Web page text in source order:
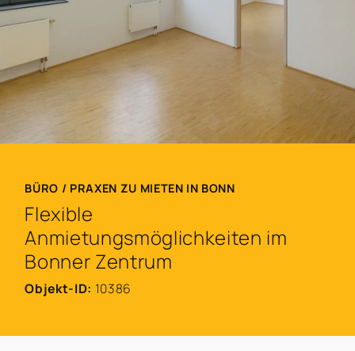
BÜRO / PRAXEN ZU MIETEN IN BONN
Flexible
Anmietungsmöglichkeiten im
Bonner Zentrum
Objekt-ID: 10386